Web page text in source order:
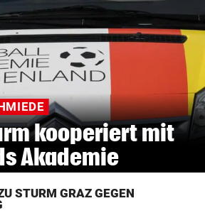
& Co KG 2026
kooperiert mit
Akademie
STURM GRAZ GEGEN